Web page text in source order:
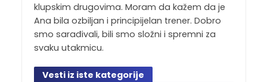
klupskim drugovima. Moram da kažem da je
Ana bila ozbiljan i principijelan trener. Dobro
smo sarađivali, bili smo složni i spremni za
svaku utakmicu.
Vesti iz iste kategorije